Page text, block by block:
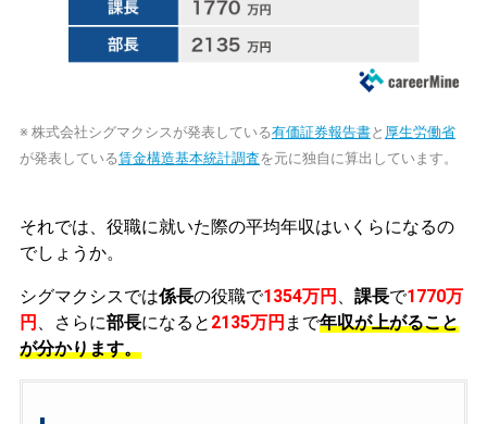
※ 株式会社シグマクシスが発表している有価証券報告書と 厚生労働省
が発表している賃金構造基本統計調査を元に独自に算出しています。
それでは、役職に就いた際の平均年収はいくらになるの
でしょうか。
シグマクシスでは係長の役職で1354万円 課長で1770万
円
、さらに部長になると 2135万円 まで年収が上がること
が分かります。